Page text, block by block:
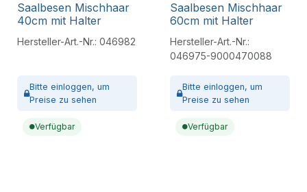
Saalbesen Mischhaar
40cm mit Halter
Hersteller-Art.-Nr.: 046982
Bitte einloggen, um
Preise zu sehen
Verfügbar
Saalbesen Mischhaar
60cm mit Halter
Hersteller-Art.-Nr.:
046975-9000470088
Bitte einloggen, um
Preise zu sehen
Verfügbar